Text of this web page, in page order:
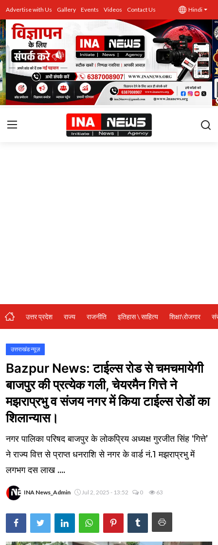
Advertise with Us Gallery Events Videos Contact Us Hindi
उत्तर प्रदेश
Advertise with Us
Events
राज्य
विशेष स्टोरी
अजब गजब
कृषि
नई दिल्ली
टेक्नोलॉजी / बिजनेस
खेल
वायरल न्यूज़
उत्तर प्रदेश राज्य राजनीति इतिहास \ साहित्य शिक्षा\रोजगार
उत्तराखंड न्यूज़
Bazpur News: टाईल्स रोड से चमचमायेगी
बाजपुर की प्रत्येक गली, चेयरमैन गित्ते ने
मझराप्रभु व संजय नगर में किया टाईल्स रोडों का
शिलान्यास।
नगर पालिका परिषद बाजपुर के लोकप्रिय अध्यक्ष गुरजीत सिंह ‘गित्ते’
ने राज्य वित्त से प्राप्त धनराशि से नगर के वार्ड नं.1 मझराप्रभु में
लगभग दस लाख ....
INA News_Admin Jul 2, 2025 - 13:52 0 63